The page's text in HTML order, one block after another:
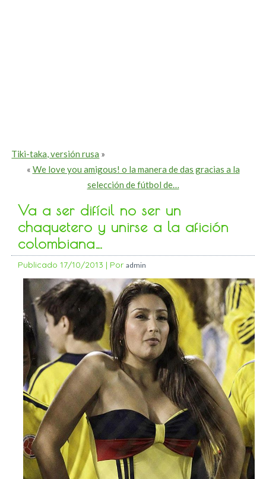
Tiki-taka, versión rusa »
« We love you amigous! o la manera de das gracias a la
selección de fútbol de…
Va a ser difícil no ser un
chaquetero y unirse a la afición
colombiana…
Publicado 17/10/2013 | Por admin